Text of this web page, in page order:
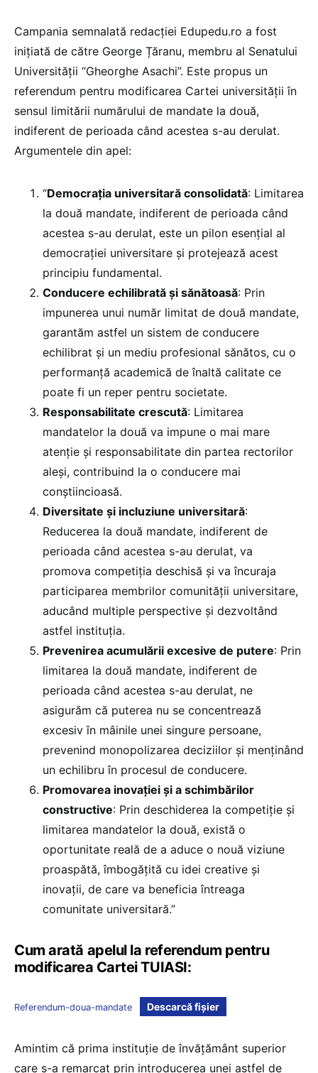
Campania semnalată redacției Edupedu.ro a fost
inițiată de către George Țăranu, membru al Senatului
Universității “Gheorghe Asachi”. Este propus un
referendum pentru modificarea Cartei universității în
sensul limitării numărului de mandate la două,
indiferent de perioada când acestea s-au derulat.
Argumentele din apel:
“Democrația universitară consolidată: Limitarea
la două mandate, indiferent de perioada când
acestea s-au derulat, este un pilon esențial al
democrației universitare și protejează acest
principiu fundamental.
Conducere echilibrată și sănătoasă: Prin
impunerea unui număr limitat de două mandate,
garantăm astfel un sistem de conducere
echilibrat și un mediu profesional sănătos, cu o
performanță academică de înaltă calitate ce
poate fi un reper pentru societate.
Responsabilitate crescută: Limitarea
mandatelor la două va impune o mai mare
atenție și responsabilitate din partea rectorilor
aleși, contribuind la o conducere mai
conștiincioasă.
Diversitate și incluziune universitară:
Reducerea la două mandate, indiferent de
perioada când acestea s-au derulat, va
promova competiția deschisă și va încuraja
participarea membrilor comunității universitare,
aducând multiple perspective și dezvoltând
astfel instituția.
Prevenirea acumulării excesive de putere: Prin
limitarea la două mandate, indiferent de
perioada când acestea s-au derulat, ne
asigurăm că puterea nu se concentrează
excesiv în mâinile unei singure persoane,
prevenind monopolizarea deciziilor și menținând
un echilibru în procesul de conducere.
Promovarea inovației și a schimbărilor
constructive: Prin deschiderea la competiție și
limitarea mandatelor la două, există o
oportunitate reală de a aduce o nouă viziune
proaspătă, îmbogățită cu idei creative și
inovații, de care va beneficia întreaga
comunitate universitară.”
Cum arată apelul la referendum pentru
modificarea Cartei TUIASI:
Referendum-doua-mandate Descarcă fișier
Amintim că prima instituție de învățământ superior
care s-a remarcat prin introducerea unei astfel de